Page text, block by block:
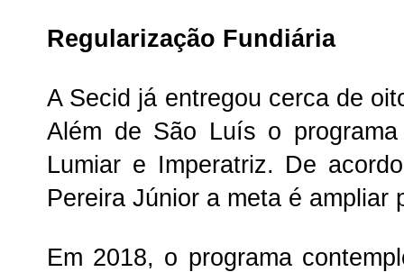
Regularização Fundiária
A Secid já entregou cerca de
Além de São Luís o
Lumiar e Imperatriz. De
Pereira Júnior a meta é ampliar
Em 2018, o programa